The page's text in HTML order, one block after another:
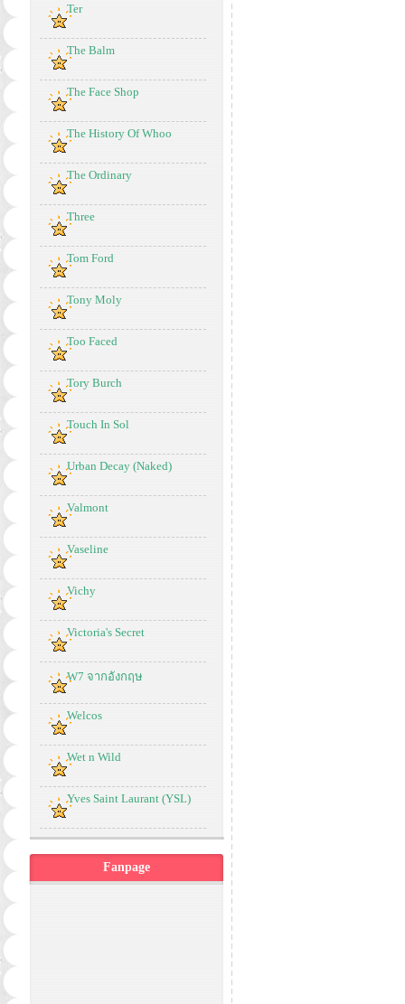
Ter
The Balm
The Face Shop
The History Of Whoo
The Ordinary
Three
Tom Ford
Tony Moly
Too Faced
Tory Burch
Touch In Sol
Urban Decay (Naked)
Valmont
Vaseline
Vichy
Victoria's Secret
W7 จากอังกฤษ
Welcos
Wet n Wild
Yves Saint Laurant (YSL)
Fanpage